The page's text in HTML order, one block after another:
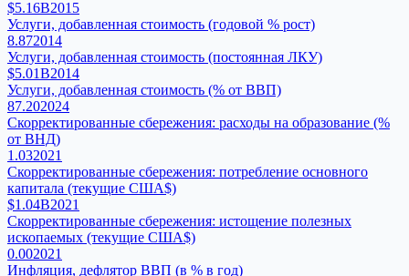
$5.16B2015
Услуги, добавленная стоимость (годовой % рост)
8.872014
Услуги, добавленная стоимость (постоянная ЛКУ)
$5.01B2014
Услуги, добавленная стоимость (% от ВВП)
87.202024
Скорректированные сбережения: расходы на образование (%
от ВНД)
1.032021
Скорректированные сбережения: потребление основного
капитала (текущие США$)
$1.04B2021
Скорректированные сбережения: истощение полезных
ископаемых (текущие США$)
0.002021
Инфляция, дефлятор ВВП (в % в год)